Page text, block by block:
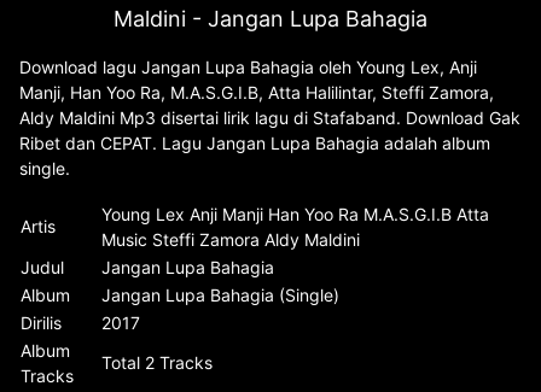
Maldini - Jangan Lupa Bahagia
Download lagu Jangan Lupa Bahagia oleh Young Lex, Anji
Manji, Han Yoo Ra, M.A.S.G.I.B, Atta Halilintar, Steffi Zamora,
Aldy Maldini Mp3 disertai lirik lagu di Stafaband. Download Gak
Ribet dan CEPAT. Lagu Jangan Lupa Bahagia adalah album
single.
Artis
Young Lex Anji Manji Han Yoo Ra M.A.S.G.I.B Atta
Music Steffi Zamora Aldy Maldini
Judul
Jangan Lupa Bahagia
Album
Jangan Lupa Bahagia (Single)
Dirilis
2017
Album
Tracks
Total 2 Tracks